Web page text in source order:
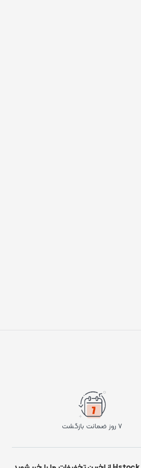
۷ روز ضمانت بازگشت